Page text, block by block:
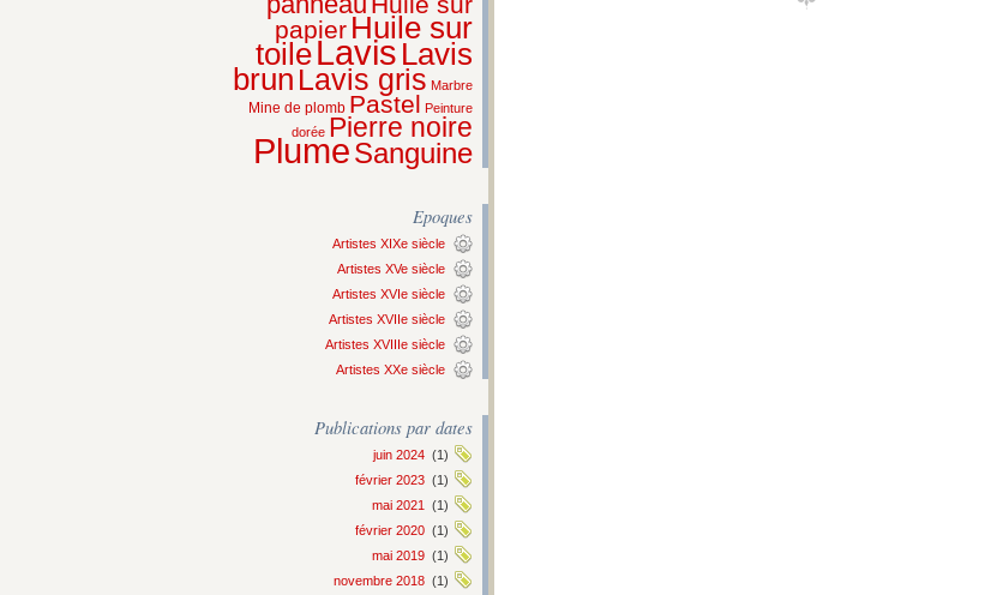
papier Huile sur
toileLavis Lavis
brun Lavis gris Marbre
Mine de plomb Pastel Peinture
dorée Pierre noire
PlumeSanguine
Epoques
Artistes XIXe siècle
Artistes XVe siècle
Artistes XVIe siècle
Artistes XVIIe siècle
Artistes XVIIIe siècle
Artistes XXe siècle
Publications par dates
juin 2024 (1)
février 2023 (1)
mai 2021
(1)
février 2020 (1)
mai 2019 (1)
novembre 2018 (1)